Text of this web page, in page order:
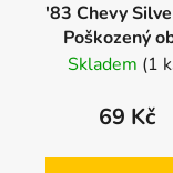
'83 Chevy
Poškozený
Skladem (1
69 Kč